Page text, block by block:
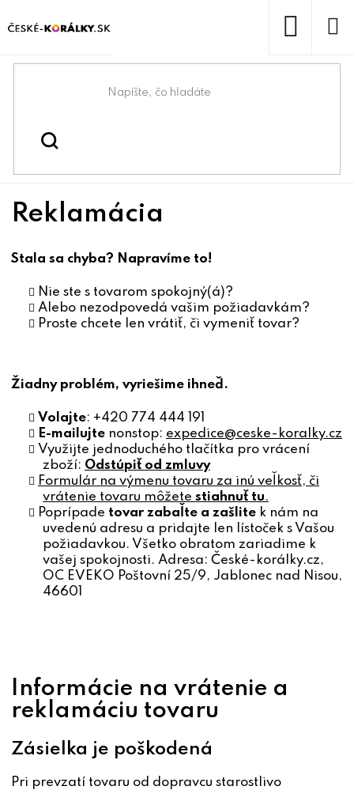
na
Domov
Reklamácia
Reklamácia
Stala sa chyba? Napravíme to!
Nie ste s tovarom spokojný(á)?
Alebo nezodpovedá vašim požiadavkám?
Proste chcete len vrátiť, či vymeniť tovar?
Žiadny problém, vyriešime ihneď.
Volajte: +420 774 444 191
E-mailujte nonstop: expedice@ceske-koralky.cz
Využijte jednoduchého tlačítka pro vrácení
zboží: Odstúpiť od zmluvy
Formulár na výmenu tovaru za inú veľkosť, či
vrátenie tovaru môžete stiahnuť tu.
Poprípade tovar zabaľte a zašlite k nám na
uvedenú adresu a pridajte len lístoček s Vašou
požiadavkou. Všetko obratom zariadime k
vašej spokojnosti. Adresa: České-korálky.cz,
OC EVEKO Poštovní 25/9, Jablonec nad Nisou,
46601
Informácie na vrátenie a
reklamáciu tovaru
Zásielka je poškodená
Pri prevzatí tovaru od dopravcu starostlivo